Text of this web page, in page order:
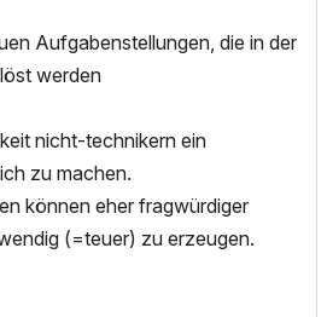
Aufgabenstellungen, die in der
werden
nicht-technikern ein
zu machen.
können eher fragwürdiger
(=teuer) zu erzeugen.